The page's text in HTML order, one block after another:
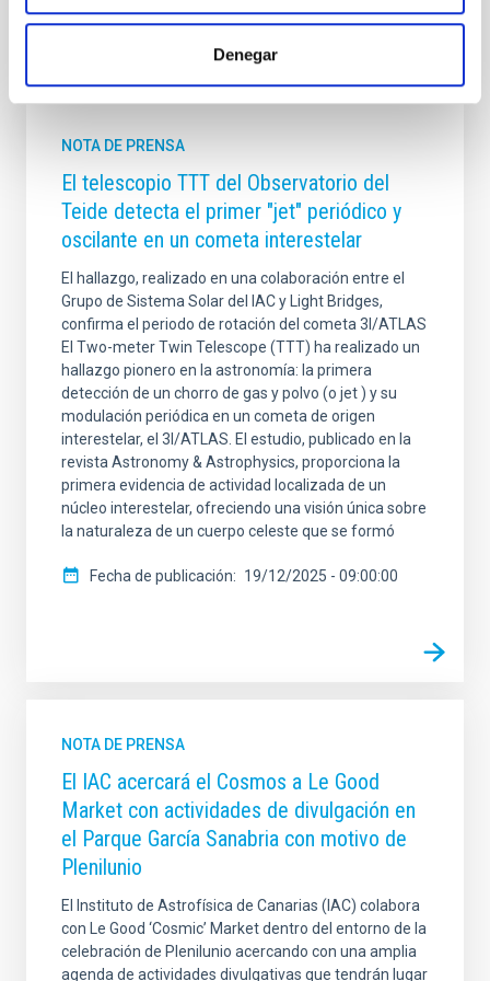
Denegar
Otras noticias relacionadas
NOTA DE PRENSA
El telescopio TTT del Observatorio del
Teide detecta el primer "jet" periódico y
oscilante en un cometa interestelar
El hallazgo, realizado en una colaboración entre el
Grupo de Sistema Solar del IAC y Light Bridges,
confirma el periodo de rotación del cometa 3I/ATLAS
El Two-meter Twin Telescope (TTT) ha realizado un
hallazgo pionero en la astronomía: la primera
detección de un chorro de gas y polvo (o jet ) y su
modulación periódica en un cometa de origen
interestelar, el 3I/ATLAS. El estudio, publicado en la
revista Astronomy & Astrophysics, proporciona la
primera evidencia de actividad localizada de un
núcleo interestelar, ofreciendo una visión única sobre
la naturaleza de un cuerpo celeste que se formó
Fecha de publicación 19/12/2025 - 09:00:00
NOTA DE PRENSA
El IAC acercará el Cosmos a Le Good
Market con actividades de divulgación en
el Parque García Sanabria con motivo de
Plenilunio
El Instituto de Astrofísica de Canarias (IAC) colabora
con Le Good ‘Cosmic’ Market dentro del entorno de la
celebración de Plenilunio acercando con una amplia
agenda de actividades divulgativas que tendrán lugar